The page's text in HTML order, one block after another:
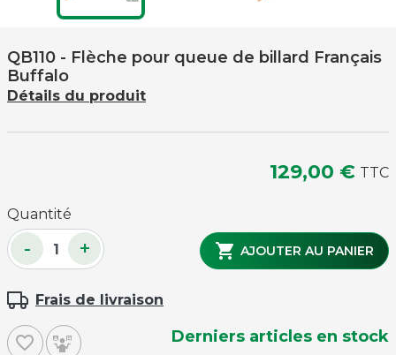
QB110 - Flèche pour queue de billard Français
Buffalo
Détails du produit
129,00 € TTC
Quantité
- +  AJOUTER AU PANIER
Frais de livraison
favorite_border Derniers articles en stock